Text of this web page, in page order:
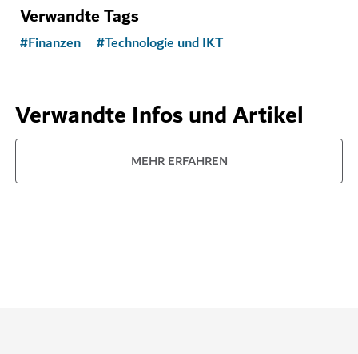
Verwandte Tags
#Finanzen #Technologie und IKT
Verwandte Infos und Artikel
MEHR ERFAHREN